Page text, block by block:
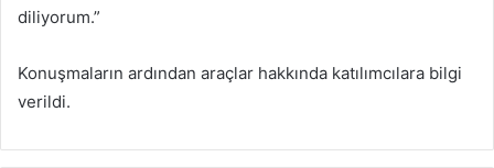
diliyorum.”
Konuşmaların ardından araçlar hakkında katılımcılara bilgi
verildi.